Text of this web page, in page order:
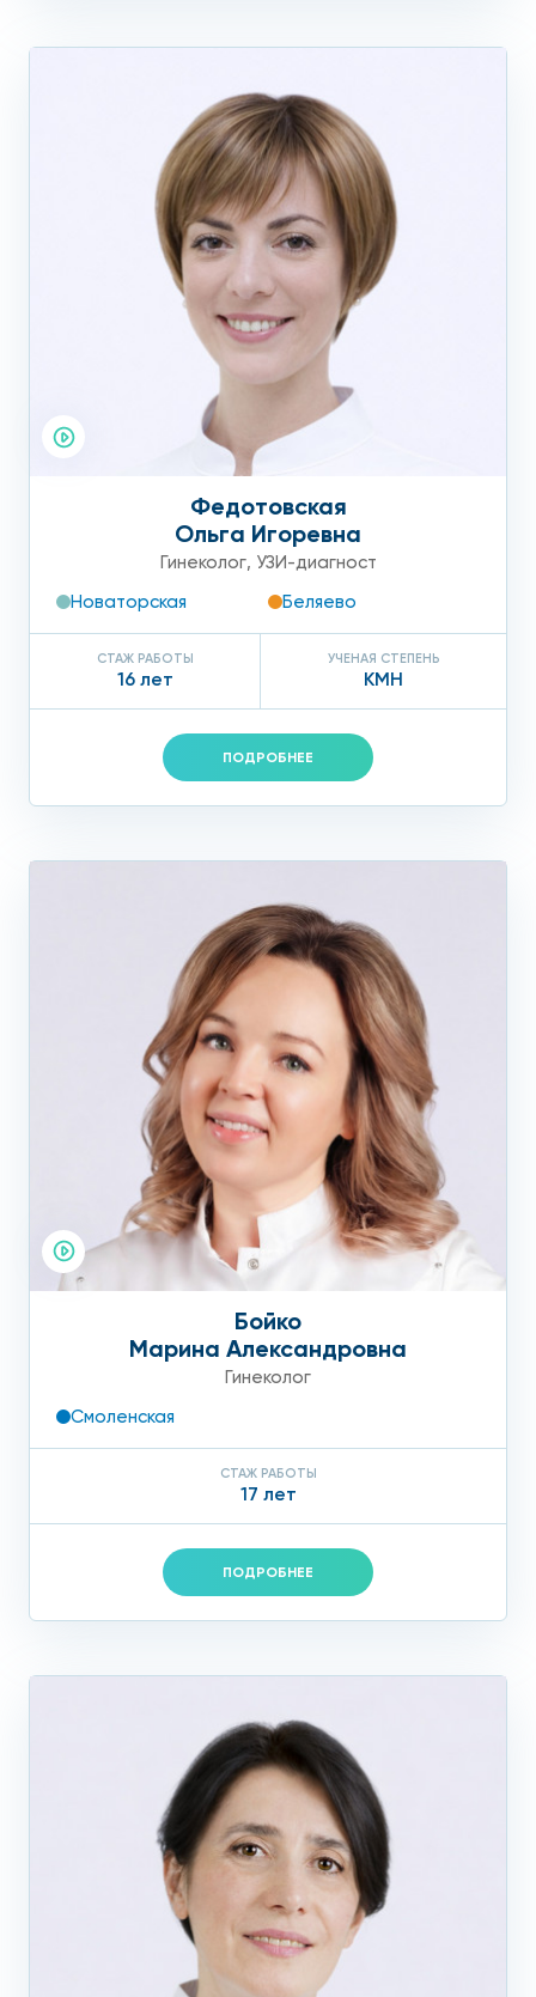
Федотовская
Ольга Игоревна
Гинеколог, УЗИ-диагност
Новаторская
Беляево
СТАЖ РАБОТЫ
16 лет
УЧЕНАЯ СТЕПЕНЬ
КМН
ПОДРОБНЕЕ
Бойко
Марина Александровна
Гинеколог
Смоленская
СТАЖ РАБОТЫ
17 лет
ПОДРОБНЕЕ